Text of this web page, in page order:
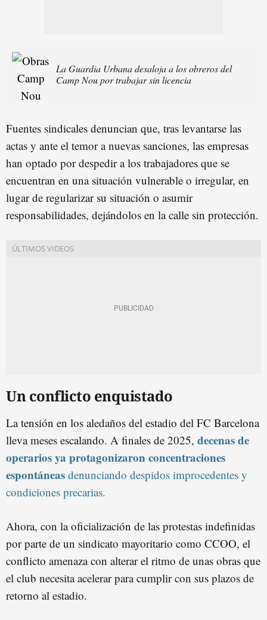
La Guardia Urbana desaloja a los obreros del
Camp Nou por trabajar sin licencia
Fuentes sindicales denuncian que, tras levantarse las
actas y ante el temor a nuevas sanciones, las empresas
han optado por despedir a los trabajadores que se
encuentran en una situación vulnerable o irregular, en
lugar de regularizar su situación o asumir
responsabilidades, dejándolos en la calle sin protección.
Un conflicto enquistado
La tensión en los aledaños del estadio del FC Barcelona
lleva meses escalando. A finales de 2025, decenas de
operarios ya protagonizaron concentraciones
espontáneas denunciando despidos improcedentes y
condiciones precarias.
Ahora, con la oficialización de las protestas indefinidas
por parte de un sindicato mayoritario como CCOO, el
conflicto amenaza con alterar el ritmo de unas obras que
el club necesita acelerar para cumplir con sus plazos de
retorno al estadio.